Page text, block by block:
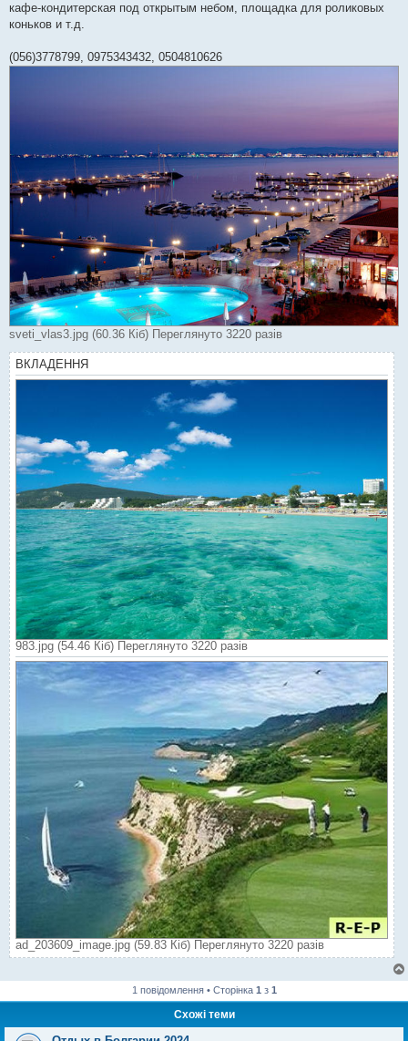
кафе-кондитерская под открытым небом, площадка для роликовых
коньков и т.д.
(056)3778799, 0975343432, 0504810626
sveti_vlas3.jpg (60.36 Кіб) Переглянуто 3220 разів
ВКЛАДЕННЯ
983.jpg (54.46 Кіб) Переглянуто 3220 разів
ad_203609_image.jpg (59.83 Кіб) Переглянуто 3220 разів
1 повідомлення • Сторінка 1 з 1
Схожі теми